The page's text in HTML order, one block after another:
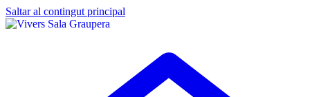
Saltar al contingut principal